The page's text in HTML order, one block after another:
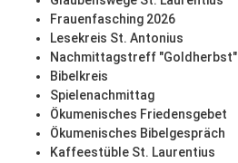
Frauenfasching 2026
Lesekreis St. Antonius
Nachmittagstreff "Goldherbst"
Bibelkreis
Spielenachmittag
Ökumenisches Friedensgebet
Ökumenisches Bibelgespräch
Kaffeestüble St. Laurentius